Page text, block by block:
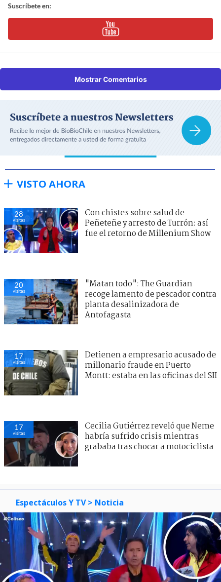
Suscríbete en:
Mostrar Comentarios
VISTO AHORA
28
visitas
Con chistes sobre salud de
Peñeteñe y arresto de Turrón: así
fue el retorno de Millenium Show
20
visitas
"Matan todo": The Guardian
recoge lamento de pescador contra
planta desalinizadora de
Antofagasta
17
visitas
Detienen a empresario acusado de
millonario fraude en Puerto
Montt: estaba en las oficinas del SII
17
visitas
Cecilia Gutiérrez reveló que Neme
habría sufrido crisis mientras
grababa tras chocar a motociclista
Espectáculos Y TV > Noticia